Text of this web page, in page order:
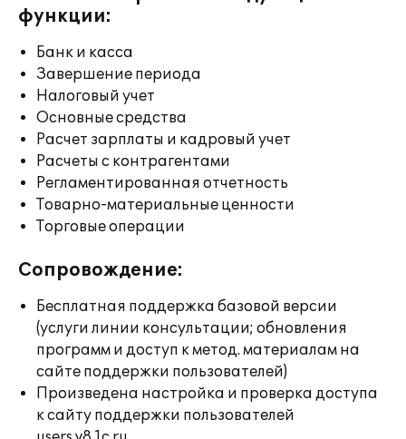
функции:
Банк и касса
Завершение периода
Налоговый учет
Основные средства
Расчет зарплаты и кадровый учет
Расчеты с контрагентами
Регламентированная отчетность
Товарно-материальные ценности
Торговые операции
Сопровождение:
Бесплатная поддержка базовой версии
(услуги линии консультации; обновления
программ и доступ к метод. материалам на
сайте поддержки пользователей)
Произведена настройка и проверка доступа
к сайту поддержки пользователей